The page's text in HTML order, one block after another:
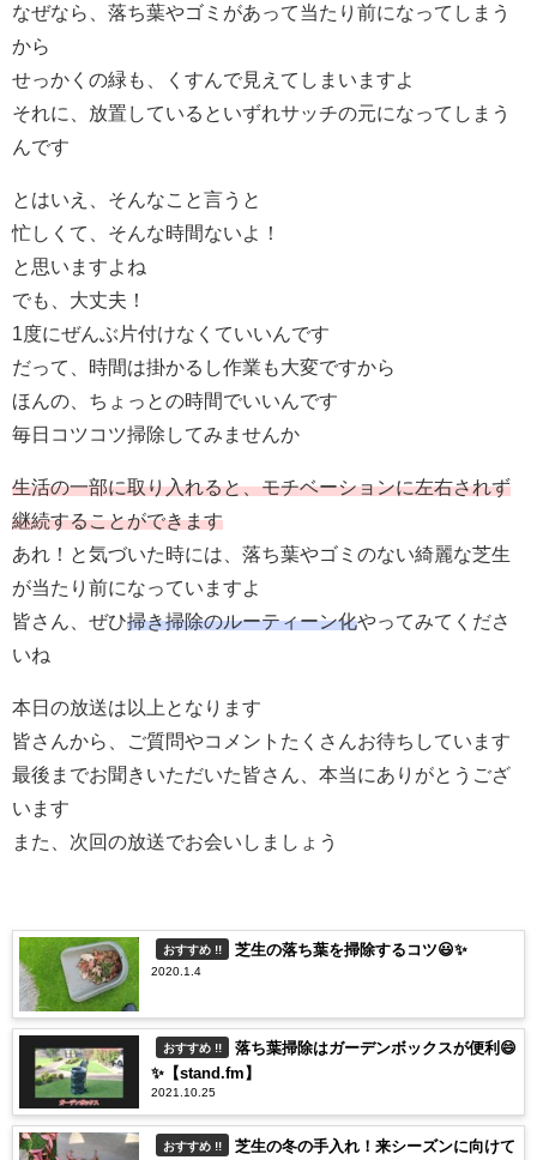
なぜなら、落ち葉やゴミがあって当たり前になってしまう
から
せっかくの緑も、くすんで見えてしまいますよ
それに、放置しているといずれサッチの元になってしまう
んです
とはいえ、そんなこと言うと
忙しくて、そんな時間ないよ！
と思いますよね
でも、大丈夫！
1度にぜんぶ片付けなくていいんです
だって、時間は掛かるし作業も大変ですから
ほんの、ちょっとの時間でいいんです
毎日コツコツ掃除してみませんか
生活の一部に取り入れると、モチベーションに左右されず
継続することができます
あれ！と気づいた時には、落ち葉やゴミのない綺麗な芝生
が当たり前になっていますよ
皆さん、ぜひ掃き掃除のルーティーン化やってみてくださ
いね
本日の放送は以上となります
皆さんから、ご質問やコメントたくさんお待ちしています
最後までお聞きいただいた皆さん、本当にありがとうござ
います
また、次回の放送でお会いしましょう
おすすめ !! 芝生の落ち葉を掃除するコツ😃✨
2020.1.4
おすすめ !!
落ち葉掃除はガーデンボックスが便利😄
✨【stand.fm】
2021.10.25
おすすめ !! 芝生の冬の手入れ！来シーズンに向けて